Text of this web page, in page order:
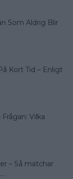
Som Aldrig Blir
Kort Tid – Enligt
Frågan: Vilka
– Så matchar